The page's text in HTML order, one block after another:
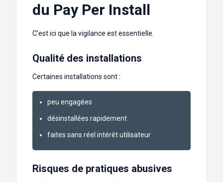
du Pay Per Install
C’est ici que la vigilance est essentielle.
Qualité des installations
Certaines installations sont :
peu engagées
désinstallées rapidement
faites sans réel intérêt utilisateur
Risques de pratiques abusives